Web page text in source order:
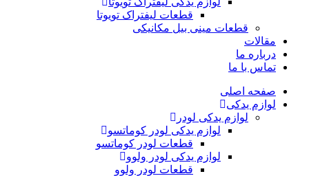
قطعات لیفتراک تویوتا
قطعات مینی بیل مکانیکی
ما
با ما
اصلی
یدکی
لوازم یدکی لودر
لوازم یدکی لودر کوماتسو
قطعات لودر کوماتسو
لوازم یدکی لودر ولوو
قطعات لودر ولوو